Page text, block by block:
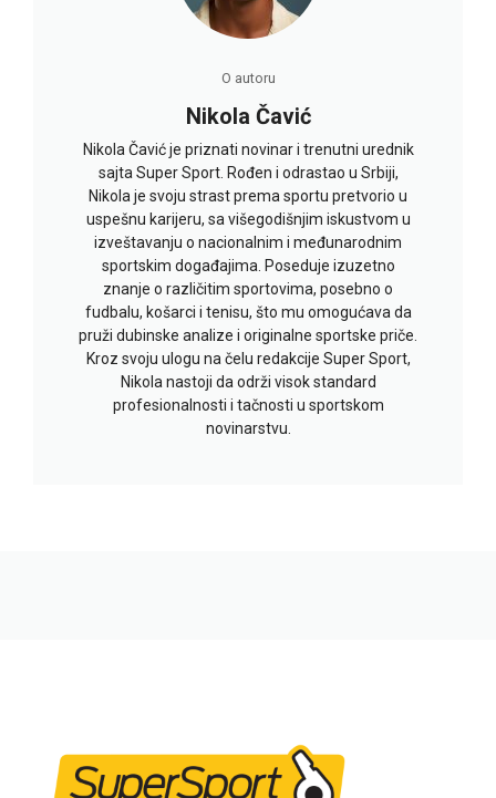
O autoru
Nikola Čavić
Nikola Čavić je priznati novinar i trenutni urednik
sajta Super Sport. Rođen i odrastao u Srbiji,
Nikola je svoju strast prema sportu pretvorio u
uspešnu karijeru, sa višegodišnjim iskustvom u
izveštavanju o nacionalnim i međunarodnim
sportskim događajima. Poseduje izuzetno
znanje o različitim sportovima, posebno o
fudbalu, košarci i tenisu, što mu omogućava da
pruži dubinske analize i originalne sportske priče.
Kroz svoju ulogu na čelu redakcije Super Sport,
Nikola nastoji da održi visok standard
profesionalnosti i tačnosti u sportskom
novinarstvu.